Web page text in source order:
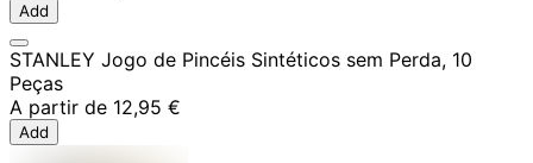
Add
STANLEY Jogo de Pincéis Sintéticos sem Perda, 10
Peças
A partir de 12,95 €
Add